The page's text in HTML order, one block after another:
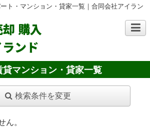
ト・マンション・貸家一覧｜合同会社アイラン
却 購入
ンド
マンション・貸家一覧
検索条件を変更
ん。